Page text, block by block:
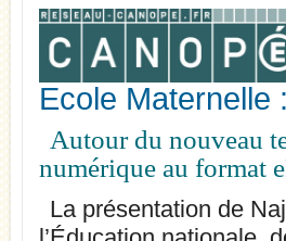
Ecole
Autour du nouveau
numérique au format
La présentation de